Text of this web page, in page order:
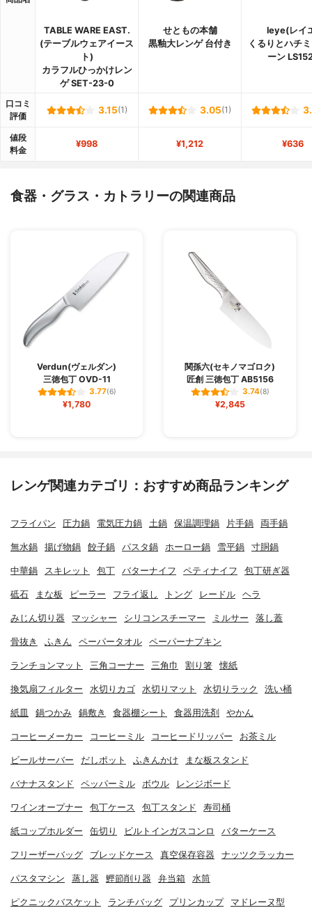
TABLE WARE EAST.
(テーブルウェアイース
ト)
カラフルひっかけレン
ゲ SET-23-0
せともの本舗
黒釉大レンゲ 台付き
leye(レイ
くるりとハチ
ーン
口コミ
評価
3.15(1) 3.05(1)
値段
料金
¥998 ¥1,212 ¥636
食器・グラス・カトラリーの関連商品
Verdun(ヴェルダン)
三徳包丁 OVD-11
3.77(6)
¥1,780
関孫六(セキノマゴロク)
匠創 三徳包丁 AB5156
3.74(8)
¥2,845
レンゲ関連カテゴリ：おすすめ商品ランキング
フライパン 圧力鍋 電気圧力鍋 土鍋 保温調理鍋 片手鍋 両手鍋
無水鍋 揚げ物鍋 餃子鍋 パスタ鍋 ホーロー鍋 雪平鍋 寸胴鍋
中華鍋 スキレット 包丁 バターナイフ ペティナイフ 包丁研ぎ器
砥石 まな板 ピーラー フライ返し トング レードル ヘラ
みじん切り器 マッシャー シリコンスチーマー ミルサー 落し蓋
骨抜き ふきん ペーパータオル ペーパーナプキン
ランチョンマット 三角コーナー 三角巾 割り箸 懐紙
換気扇フィルター 水切りカゴ 水切りマット 水切りラック 洗い桶
紙皿 鍋つかみ 鍋敷き 食器棚シート 食器用洗剤 やかん
コーヒーメーカー コーヒーミル コーヒードリッパー お茶ミル
ビールサーバー だしポット ふきんかけ まな板スタンド
バナナスタンド ペッパーミル ボウル レンジボード
ワインオープナー 包丁ケース 包丁スタンド 寿司桶
紙コップホルダー 缶切り ビルトインガスコンロ バターケース
フリーザーバッグ ブレッドケース 真空保存容器 ナッツクラッカー
パスタマシン 蒸し器 鰹節削り器 弁当箱 水筒
ピクニックバスケット ランチバッグ プリンカップ マドレーヌ型